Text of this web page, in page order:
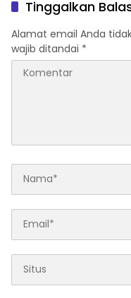
Tinggalkan
Alamat email Anda
wajib ditandai *